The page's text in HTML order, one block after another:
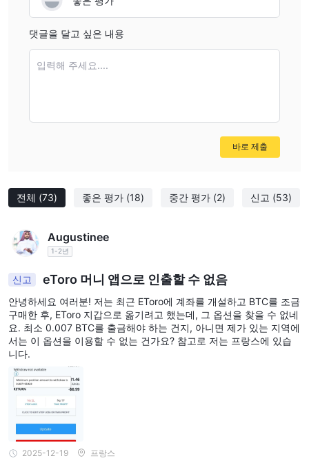
전반적으로, eToro은 신뢰할 수 있고 사용자 친화적인 온라인 거래
플랫폼으로 고객들에게 다양한 금융 상품과 거래 옵션을 제공합니
다. 혁신적인 소셜 트레이딩 기능, 직관적인 플랫폼 및 훌륭한 고객
채널 등의 단점도 있습니다.
네, eToro은 규제된 브로커입니다. 이는 유럽의 Cyprus Securities
and Exchange Commission (CySEC), 영국의 Financial Conduct
Commission (ASIC)에 의해 승인되고 규제를 받고 있습니다.
eToro에서 제공하는 거래 도구는 무엇인가요?
eToro은 6,202개의 주식, 703개의 ETF, 42개의 상품, 55개의 통화,
도구를 제공합니다.
eToro은 데모 계정을 제공하나요?
네, eToro은 최대 $100,000의 가상 자금으로 거래를 연습할 수 있
는 데모 계정을 제공합니다. 데모 계정은 무료이며 무제한으로 사용
할 수 있습니다.
전체 (73) 좋은 평가 (18) 중간 평가 (2) 신고 (53)
Augustinee
1-2년
신고 eToro 머니 앱으로 인출할 수 없음
안녕하세요 여러분! 저는 최근 EToro에 계좌를 개설하고 BTC를 조금
구매한 후, EToro 지갑으로 옮기려고 했는데, 그 옵션을 찾을 수 없네
요. 최소 0.007 BTC를 출금해야 하는 건지, 아니면 제가 있는 지역에
서는 이 옵션을 이용할 수 없는 건가요? 참고로 저는 프랑스에 있습
니다.
2025-12-19 프랑스
댓글을 달고 싶은 내용
입력해 주세요....
바로 제출